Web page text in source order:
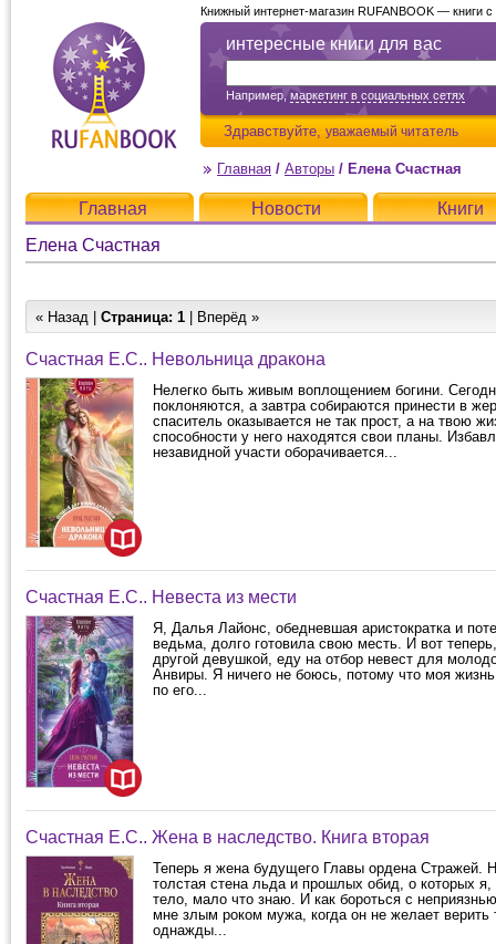
интересные книги для вас
Например,маркетинг в социальных сетях
Здравствуйте, уважаемый читатель
Книжный интернет-магазин RUFANBOOK — книги
Главная / Авторы / Елена Счастная
Главная Новости
Книги
Елена Счастная
« Назад | Страница: 1 | Вперёд »
Счастная Е.С.. Невольница дракона
Нелегко быть живым воплощением богини.
поклоняются, а завтра собираются принести в
спаситель оказывается не так прост, а на твою
способности у него находятся свои планы.
незавидной участи оборачивается...
Счастная Е.С.. Невеста из мести
Я, Далья Лайонс, обедневшая аристократка и
ведьма, долго готовила свою месть. И вот
другой девушкой, еду на отбор невест для
Анвиры. Я ничего не боюсь, потому что моя
по его...
Счастная Е.С.. Жена в наследство. Книга вторая
Теперь я жена будущего Главы ордена Стражей.
толстая стена льда и прошлых обид, о которых
тело, мало что знаю. И как бороться с
мне злым роком мужа, когда он не желает верить
однажды...